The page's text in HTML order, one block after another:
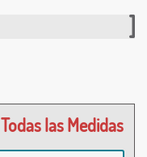
Todas las Medidas